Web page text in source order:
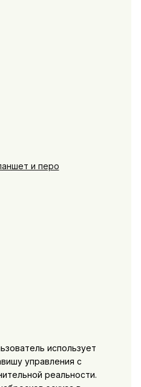
использует
управления с
реальности.